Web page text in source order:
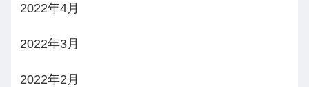
2022年4月
2022年3月
2022年2月